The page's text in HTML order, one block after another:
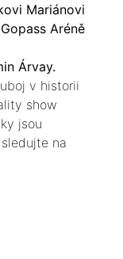
Mariánovi
Aréně
Árvay.
v historii
show
jsou
sledujte na